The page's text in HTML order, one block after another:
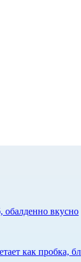
обалденно вкусно
как пробка,